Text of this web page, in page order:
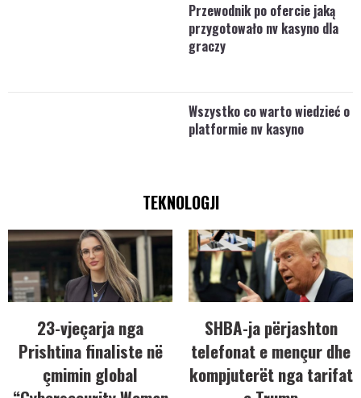
Przewodnik po ofercie jaką
przygotowało nv kasyno dla
graczy
Wszystko co warto wiedzieć o
platformie nv kasyno
TEKNOLOGJI
23-vjeçarja nga
Prishtina finaliste në
çmimin global
SHBA-ja përjashton
telefonat e mençur dhe
kompjuterët nga tarifat